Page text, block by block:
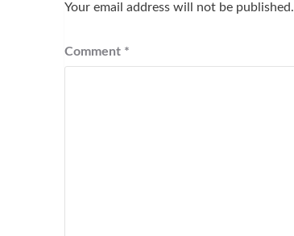
Your email address will not be published.
Comment *